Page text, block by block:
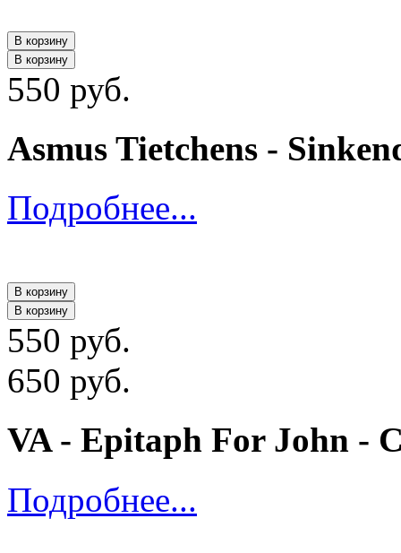
В корзину
В корзину
550 руб.
Asmus Tietchens -
Подробнее...
В корзину
В корзину
550 руб.
650 руб.
VA - Epitaph For John -
Подробнее...